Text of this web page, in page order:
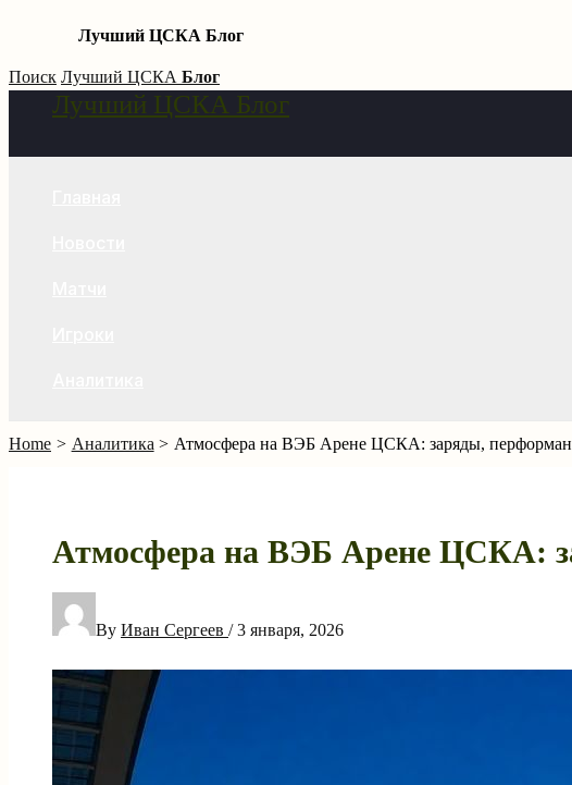
Лучший ЦСКА Блог
Skip
Поиск Лучший ЦСКА Блог
Лучший ЦСКА Блог
Home Аналитика Атмосфера на ВЭБ Арене ЦСКА: заряды,
Атмосфера на ВЭБ Арене ЦСКА:
By Иван Сергеев /3 января, 2026